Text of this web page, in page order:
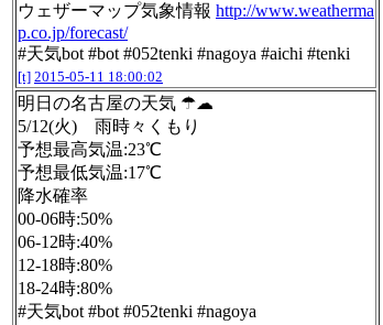
ウェザーマップ気象情報 http://www.weatherma
p.co.jp/forecast/
#天気bot #bot #052tenki #nagoya #aichi #tenki
[t] 2015-05-11 18:00:02
明日の名古屋の天気 ☂☁
5/12(火) 雨時々くもり
予想最高気温:23℃
予想最低気温:17℃
降水確率
00-06時:50%
06-12時:40%
12-18時:80%
18-24時:80%
#天気bot #bot #052tenki #nagoya